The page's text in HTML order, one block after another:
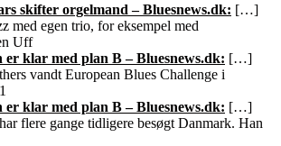
skifter orgelmand – Bluesnews.dk: […]
med egen trio, for eksempel med
Uff
er klar med plan B – Bluesnews.dk: […]
vandt European Blues Challenge i
er klar med plan B – Bluesnews.dk: […]
flere gange tidligere besøgt Danmark. Han